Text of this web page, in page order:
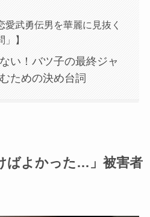
愛武勇伝男を華麗に見抜く
」】
い！バツ子の最終ジャ
ための決め台詞
ばよかった…」被害者